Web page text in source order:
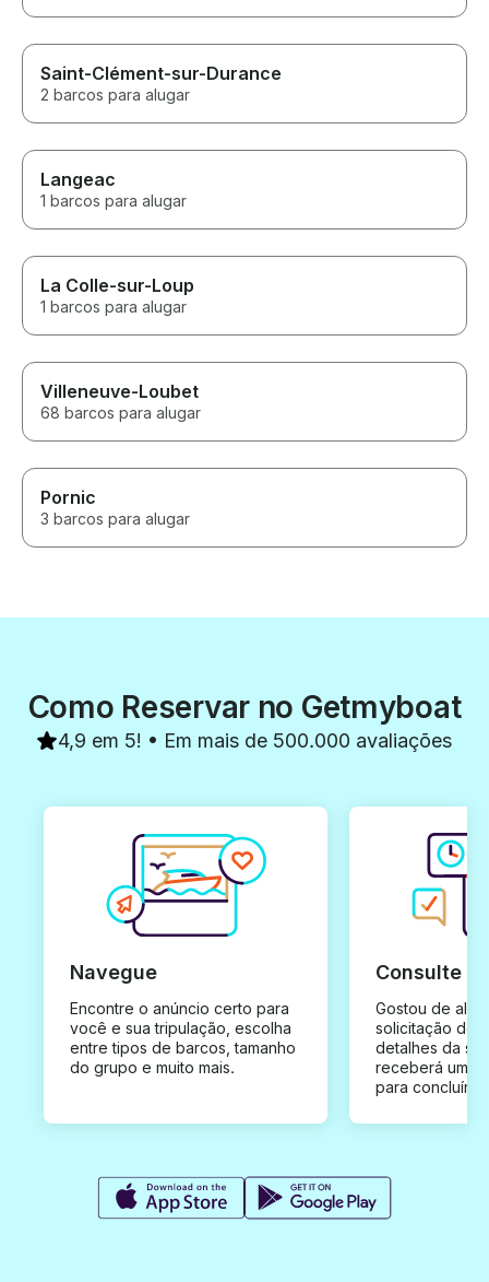
Saint-Clément-sur-Durance
2 barcos para alugar
Langeac
1 barcos para alugar
La Colle-sur-Loup
1 barcos para alugar
Villeneuve-Loubet
68 barcos para alugar
Pornic
3 barcos para alugar
Como Reservar no Getmyboat
4,9 em 5! • Em mais de 500.000 avaliações
Navegue
Encontre o anúncio certo para
você e sua tripulação, escolha
entre tipos de barcos, tamanho
do grupo e muito mais.
Consulte e
Gostou de
solicitação de
detalhes da
receberá uma
para concluír a